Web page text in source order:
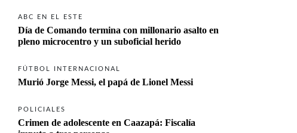
ABC EN EL ESTE
Día de Comando termina con millonario asalto en
pleno microcentro y un suboficial herido
FÚTBOL INTERNACIONAL
Murió Jorge Messi, el papá de Lionel Messi
POLICIALES
Crimen de adolescente en Caazapá: Fiscalía